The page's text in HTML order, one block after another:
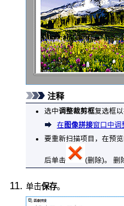
注释
选中调整裁剪框复选框以
在 图像拼接窗口中调
要重新扫描项目，在预
后单击 (删除)。 删
单击保存。